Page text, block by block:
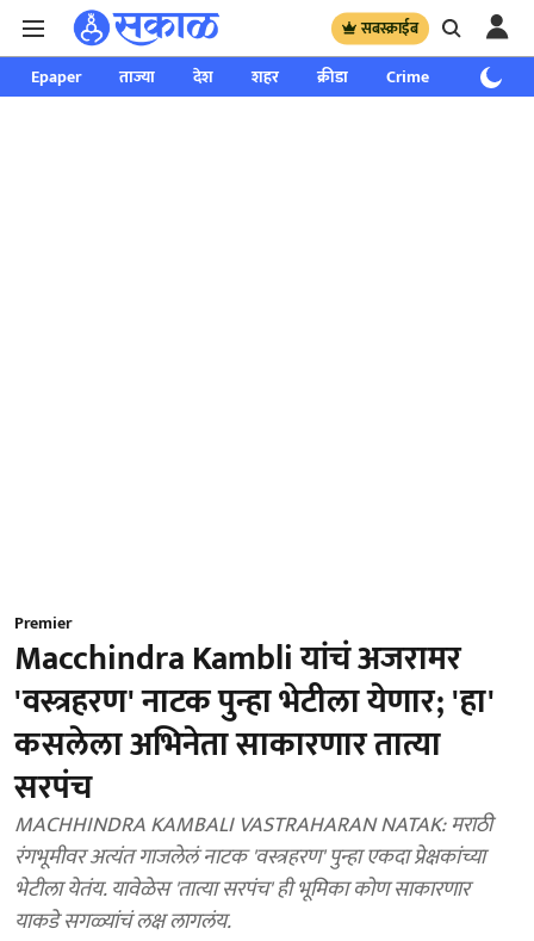
सबस्क्राईब
Epaper ताज्या देश शहर क्रीडा Crime साप्ताहिक
Premier
Macchindra Kambli यांचं अजरामर
'वस्त्रहरण' नाटक पुन्हा भेटीला येणार; 'हा'
कसलेला अभिनेता साकारणार तात्या
सरपंच
MACHHINDRA KAMBALI VASTRAHARAN NATAK: मराठी
रंगभूमीवर अत्यंत गाजलेलं नाटक 'वस्त्रहरण' पुन्हा एकदा प्रेक्षकांच्या
भेटीला येतंय. यावेळेस 'तात्या सरपंच' ही भूमिका कोण साकारणार
याकडे सगळ्यांचं लक्ष लागलंय.